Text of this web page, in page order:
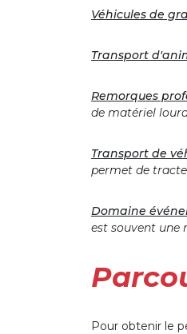
Véhicules de
Transport
Remorques
de matériel
Transport de
permet de
Domaine
est souvent une
Pour obtenir le